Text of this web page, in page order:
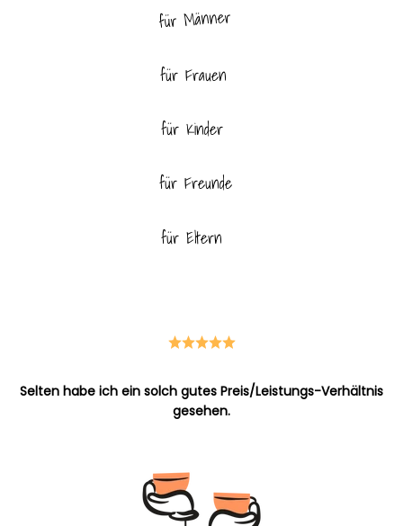
für Männer
für Frauen
für Kinder
für Freunde
für Eltern
Selten habe ich ein solch gutes Preis/Leistungs-Verhältnis
gesehen.